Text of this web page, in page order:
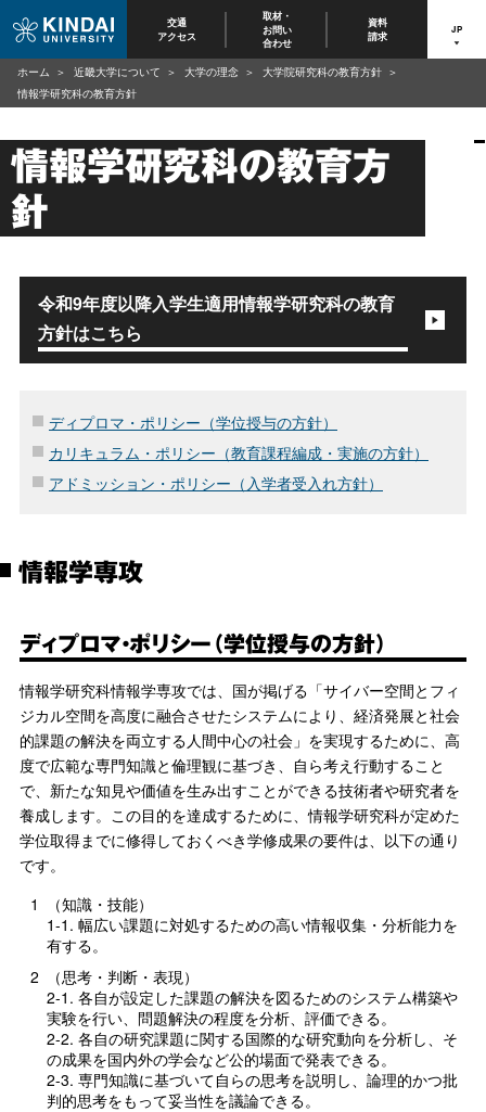
交通
アクセス
取材・
お問い
合わせ
資料
請求
JP
情報学研究科の教育方
針
令和9年度以降入学生適用情報学研究科の教育
方針はこちら
ディプロマ・ポリシー（学位授与の方針）
カリキュラム・ポリシー（教育課程編成・実施の方針）
アドミッション・ポリシー（入学者受入れ方針）
情報学専攻
ディプロマ・ポリシー（学位授与の方針）
情報学研究科情報学専攻では、国が掲げる「サイバー空間とフィ
ジカル空間を高度に融合させたシステムにより、経済発展と社会
的課題の解決を両立する人間中心の社会」を実現するために、高
度で広範な専門知識と倫理観に基づき、自ら考え行動すること
で、新たな知見や価値を生み出すことができる技術者や研究者を
養成します。この目的を達成するために、情報学研究科が定めた
学位取得までに修得しておくべき学修成果の要件は、以下の通り
です。
1
（知識・技能）
1-1. 幅広い課題に対処するための高い情報収集・分析能力を
有する。
2
（思考・判断・表現）
2-1. 各自が設定した課題の解決を図るためのシステム構築や
実験を行い、問題解決の程度を分析、評価できる。
2-2. 各自の研究課題に関する国際的な研究動向を分析し、そ
の成果を国内外の学会など公的場面で発表できる。
2-3. 専門知識に基づいて自らの思考を説明し、論理的かつ批
判的思考をもって妥当性を議論できる。
ホーム 近畿大学について 大学の理念
大学院研究科の教育方針
情報学研究科の教育方針